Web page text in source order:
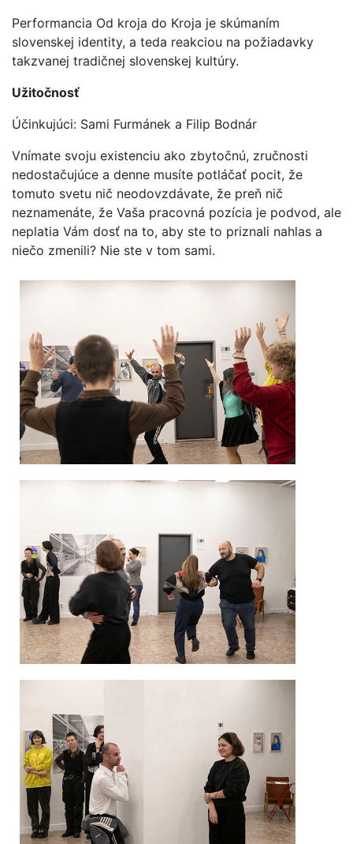
Performancia Od kroja do Kroja je skúmaním
slovenskej identity, a teda reakciou na požiadavky
takzvanej tradičnej slovenskej kultúry.
Užitočnosť
Účinkujúci: Sami Furmánek a Filip Bodnár
Vnímate svoju existenciu ako zbytočnú, zručnosti
nedostačujúce a denne musíte potláčať pocit, že
tomuto svetu nič neodovzdávate, že preň nič
neznamenáte, že Vaša pracovná pozícia je podvod, ale
neplatia Vám dosť na to, aby ste to priznali nahlas a
niečo zmenili? Nie ste v tom sami.